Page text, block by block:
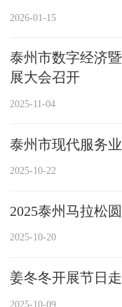
2026-01-15
泰州市数字经济
展大会召开
2025-11-04
泰州市现代服务
2025-10-22
2025泰州马拉松
2025-10-20
姜冬冬开展节日
2025-10-09